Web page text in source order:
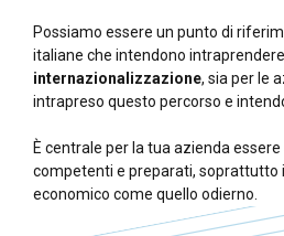
Possiamo essere un punto di
italiane che intendono
internazionalizzazione, sia per le
intrapreso questo percorso e
È centrale per la tua azienda
competenti e preparati, soprattutto
economico come quello odierno.